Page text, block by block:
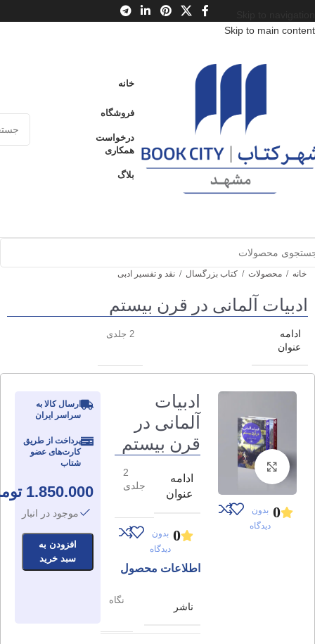
Skip to main content
خانه
فروشگاه
درخواست
همکاری
بلاگ
خانه / محصولات / کتاب بزرگسال / نقد و تفسیر ادبی
ادبیات آلمانی در قرن بیستم
ادامه
عنوان
2 جلدی
برای بزرگنمایی کلیک کنید
0 بدون
دیدگاه
ادبیات
آلمانی در
قرن بیستم
ادامه
عنوان
2
جلدی
0 بدون
دیدگاه
اطلاعات محصول
ناشر
نگاه
ارسال کالا به
سراسر ایران
پرداخت از طریق
کارت‌های عضو
شتاب
1.850.000
موجود در انبار
افزودن به
سبد خرید